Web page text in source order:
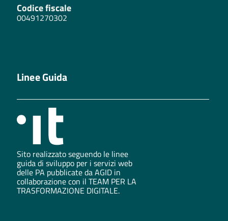
Codice fiscale
00491270302
Linee Guida
Sito realizzato seguendo le linee
guida di sviluppo per i servizi web
delle PA pubblicate da AGID in
collaborazione con il TEAM PER LA
TRASFORMAZIONE DIGITALE.